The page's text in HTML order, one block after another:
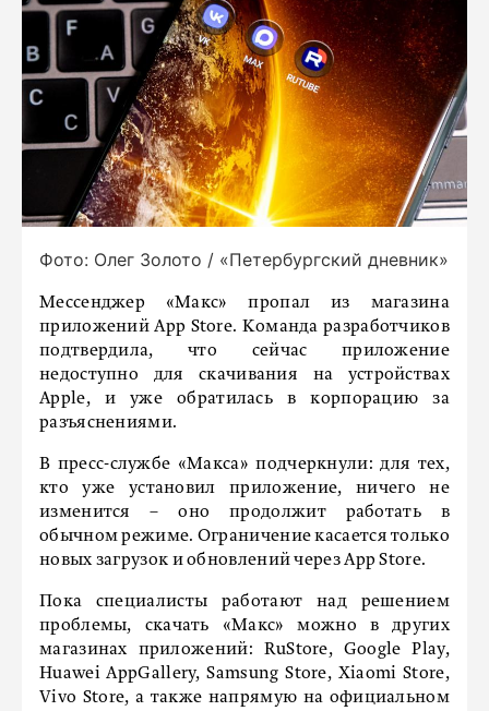
Фото: Олег Золото / «Петербургский дневник»
Мессенджер «Макс» пропал из магазина
приложений App Store. Команда разработчиков
подтвердила, что сейчас приложение
недоступно для скачивания на устройствах
Apple, и уже обратилась в корпорацию за
разъяснениями.
В пресс-службе «Макса» подчеркнули: для тех,
кто уже установил приложение, ничего не
изменится – оно продолжит работать в
обычном режиме. Ограничение касается только
новых загрузок и обновлений через App Store.
Пока специалисты работают над решением
проблемы, скачать «Макс» можно в других
магазинах приложений: RuStore, Google Play,
Huawei AppGallery, Samsung Store, Xiaomi Store,
Vivo Store, а также напрямую на официальном